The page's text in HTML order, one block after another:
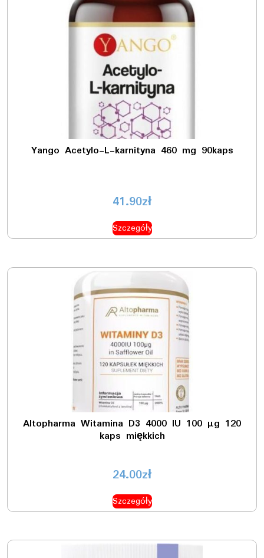
Yango Acetylo-L-karnityna 460 mg 90kaps
41.90zł
Szczegóły
Altopharma Witamina D3 4000 IU 100 µg 120
kaps miękkich
24.00zł
Szczegóły